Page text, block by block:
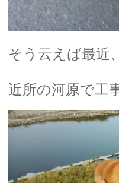
そう云えば最近、
近所の河原で工